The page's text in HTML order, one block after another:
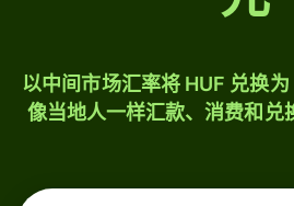
以中间市场汇率将 HUF 兑换
像当地人一样汇款、消费和兑